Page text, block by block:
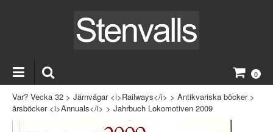
0
Var? Vecka 32 > Järnvägar <i>Railways</i> > Antikvariska böcker>
årsböcker <i>Annuals</i> > Jahrbuch Lokomotiven 2009